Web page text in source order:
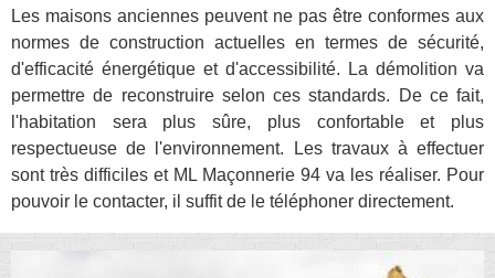
Les maisons anciennes peuvent ne pas être conformes aux
normes de construction actuelles en termes de sécurité,
d'efficacité énergétique et d'accessibilité. La démolition va
permettre de reconstruire selon ces standards. De ce fait,
l'habitation sera plus sûre, plus confortable et plus
respectueuse de l'environnement. Les travaux à effectuer
sont très difficiles et ML Maçonnerie 94 va les réaliser. Pour
pouvoir le contacter, il suffit de le téléphoner directement.